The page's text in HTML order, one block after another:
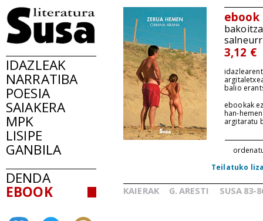
IDAZLEAK
NARRATIBA
POESIA
SAIAKERA
MPK
LISIPE
GANBILA
DENDA
EBOOK
ebook
3,12 €
balio
ebookak
han-
argitaratu
Teilatuko
KAIERAK G. ARESTI SUSA 83-